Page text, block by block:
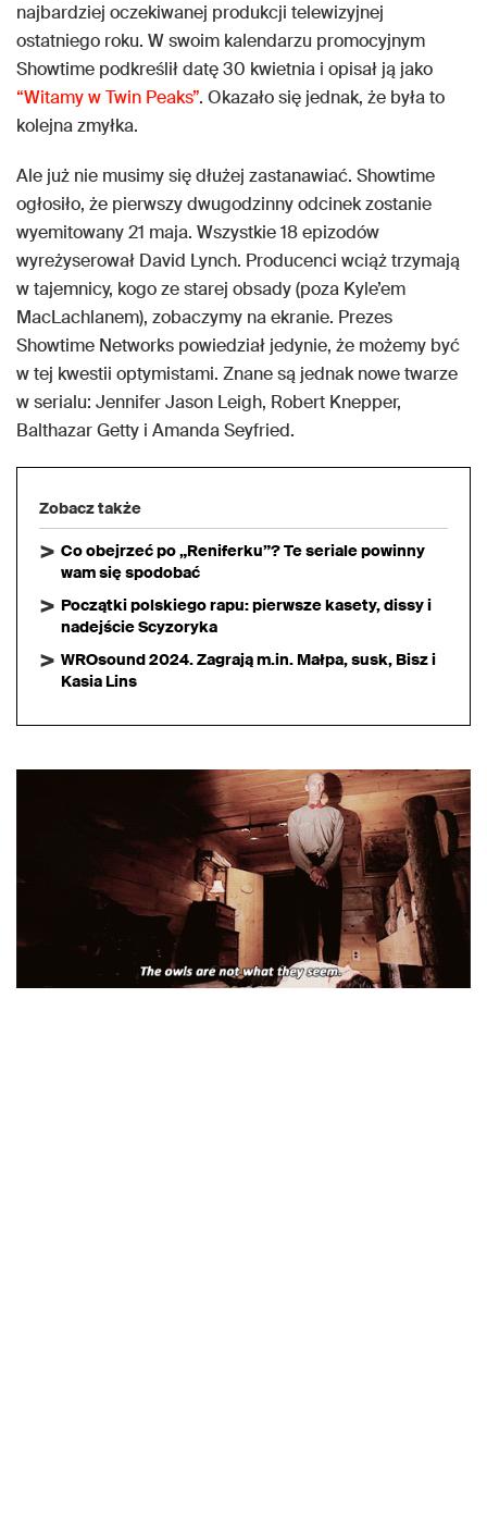
najbardziej oczekiwanej produkcji telewizyjnej
ostatniego roku. W swoim kalendarzu promocyjnym
Showtime podkreślił datę 30 kwietnia i opisał ją jako
“Witamy w Twin Peaks”. Okazało się jednak, że była to
kolejna zmyłka.
Ale już nie musimy się dłużej zastanawiać. Showtime
ogłosiło, że pierwszy dwugodzinny odcinek zostanie
wyemitowany 21 maja. Wszystkie 18 epizodów
wyreżyserował David Lynch. Producenci wciąż trzymają
w tajemnicy, kogo ze starej obsady (poza Kyle’em
MacLachlanem), zobaczymy na ekranie. Prezes
Showtime Networks powiedział jedynie, że możemy być
w tej kwestii optymistami. Znane są jednak nowe twarze
w serialu: Jennifer Jason Leigh, Robert Knepper,
Balthazar Getty i Amanda Seyfried.
Zobacz także
Co obejrzeć po „Reniferku”? Te seriale powinny
wam się spodobać
Początki polskiego rapu: pierwsze kasety, dissy i
nadejście Scyzoryka
WROsound 2024. Zagrają m.in. Małpa, susk, Bisz i
Kasia Lins